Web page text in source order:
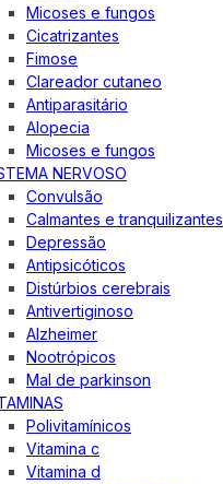
Micoses e fungos
Cicatrizantes
Fimose
Clareador cutaneo
Antiparasitário
Alopecia
Micoses e fungos
NERVOSO
Convulsão
Calmantes e tranquilizantes
Depressão
Antipsicóticos
Distúrbios cerebrais
Antivertiginoso
Alzheimer
Nootrópicos
Mal de parkinson
Polivitamínicos
Vitamina c
Vitamina d